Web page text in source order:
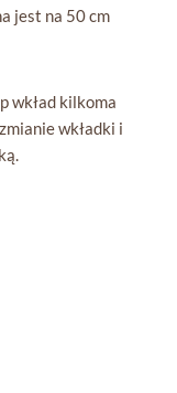
jest na 50 cm
wkład kilkoma
wkładki i